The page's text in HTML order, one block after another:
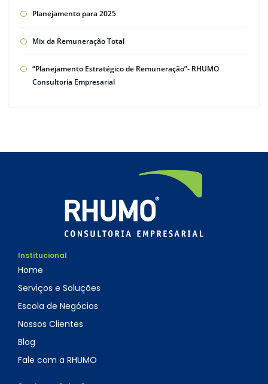
Planejamento para 2025
Mix da Remuneração Total
“Planejamento Estratégico de Remuneração”- RHUMO
Consultoria Empresarial
Institucional
Home
Serviços e Soluções
Escola de Negócios
Nossos Clientes
Blog
Fale com a RHUMO